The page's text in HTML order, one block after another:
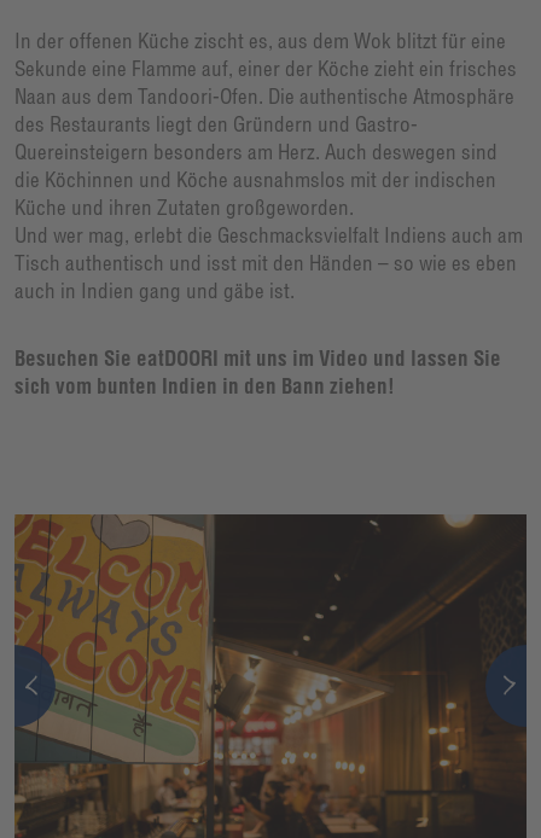
In der offenen Küche zischt es, aus dem Wok blitzt für eine
Sekunde eine Flamme auf, einer der Köche zieht ein frisches
Naan aus dem Tandoori-Ofen. Die authentische Atmosphäre
des Restaurants liegt den Gründern und Gastro-
Quereinsteigern besonders am Herz. Auch deswegen sind
die Köchinnen und Köche ausnahmslos mit der indischen
Küche und ihren Zutaten großgeworden.
Und wer mag, erlebt die Geschmacksvielfalt Indiens auch am
Tisch authentisch und isst mit den Händen – so wie es eben
auch in Indien gang und gäbe ist.
Besuchen Sie eatDOORI mit uns im Video und lassen Sie
sich vom bunten Indien in den Bann ziehen!